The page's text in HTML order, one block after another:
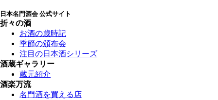
日本名門酒会 公式サイト
折々の酒
お酒の歳時記
季節の頒布会
注目の日本酒シリーズ
酒蔵ギャラリー
蔵元紹介
酒楽万流
名門酒を買える店